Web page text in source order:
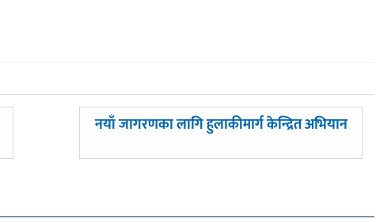
अघिल्लाे
नयाँ जागरणका लागि हुलाकीमार्ग केन्द्रित अभियान